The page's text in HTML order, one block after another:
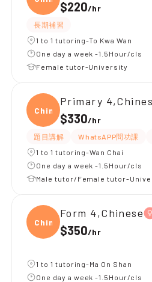
$220/hr
長期補習
1 to 1 tutoring-To Kwa Wan
One day a week -1.5Hour/cls
Female tutor-University
Chine
Primary
$330/hr
題目講解 WhatsAPP問功課
1 to 1 tutoring-Wan Chai
One day a week -1.5Hour/cls
Male tutor/Female tutor-
Chine
Form 4,Chinese
$350/hr
1 to 1 tutoring-Ma On Shan
One day a week -1.5Hour/cls